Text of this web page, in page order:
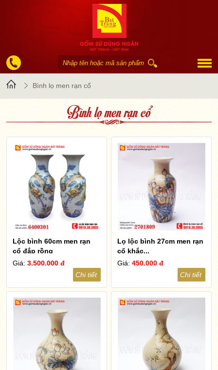
TrangBình lọ men rạn cổ
Bình lọ men rạn cổ
Lộc bình 60cm men rạn
cổ đắp rồng
Giá:3.500.000 đ
Chi tiết
Lọ lộc bình 27cm men rạn
cổ khắc...
Giá:450.000 đ
Chi tiết